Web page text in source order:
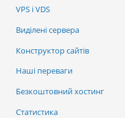
VPS і VDS
Виділені сервера
Конструктор сайтів
Наші переваги
Безкоштовний хостинг
Статистика